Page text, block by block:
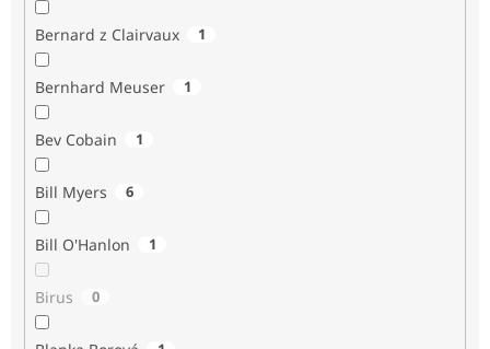
Bernard z Clairvaux 1
Bernhard Meuser 1
Bev Cobain 1
Bill Myers 6
Bill O'Hanlon 1
Birus 0